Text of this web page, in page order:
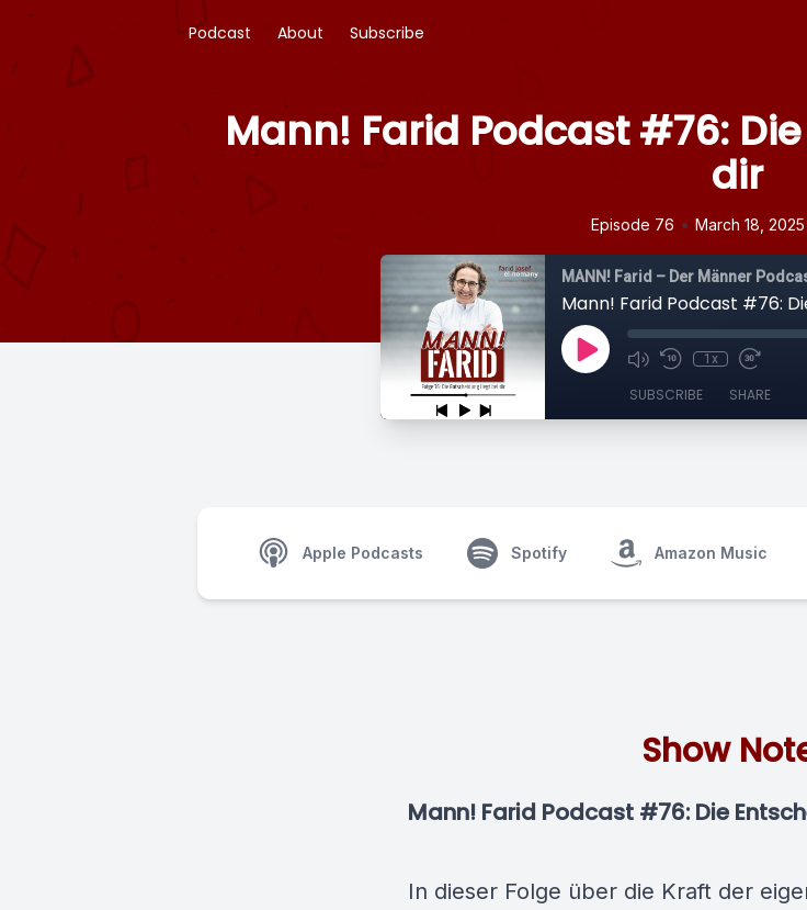
Podcast About Subscribe
Mann! Farid Podcast #76:
dir
Episode 76 • March 18, 2025
MANN! Farid – Der Männer
Mann! Farid Podcast #76:
1x
SUBSCRIBE SHARE
Apple Podcasts Spotify Amazon Music
Show
Mann! Farid Podcast #76: Die
In dieser Folge über die Kraft der